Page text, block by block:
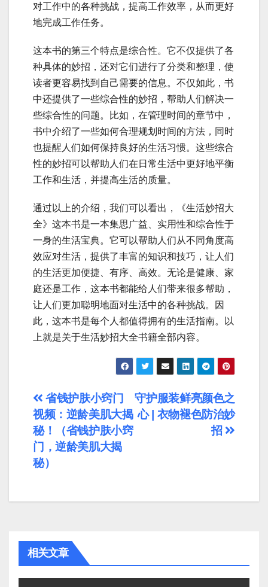
对工作中的各种挑战，提高工作效率，从而更好
地完成工作任务。
这本书的第三个特点是综合性。它不仅提供了各
种具体的妙招，还对它们进行了分类和整理，使
读者更容易找到自己需要的信息。不仅如此，书
中还提供了一些综合性的妙招，帮助人们解决一
些综合性的问题。比如，在管理时间的章节中，
书中介绍了一些如何合理规划时间的方法，同时
也提醒人们如何保持良好的生活习惯。这些综合
性的妙招可以帮助人们在日常生活中更好地平衡
工作和生活，并提高生活的质量。
通过以上的介绍，我们可以看出，《生活妙招大
全》这本书是一本集思广益、实用性和综合性于
一身的生活宝典。它可以帮助人们从不同角度高
效应对生活，提供了丰富的知识和技巧，让人们
的生活更加便捷、有序、高效。无论是健康、家
庭还是工作，这本书都能给人们带来很多帮助，
让人们更加聪明地面对生活中的各种挑战。因
此，这本书是每个人都值得拥有的生活指南。以
上就是关于生活妙招大全书籍全部内容。
文
章
导
航
守护服装鲜亮颜色之
心 | 衣物褪色防治妙
招
省钱护肤小窍门
视频：逆龄美肌大揭
秘！（省钱护肤小窍
门，逆龄美肌大揭
秘）
相关文章